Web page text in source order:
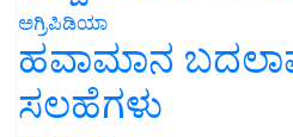
ಅಗ್ರಿಪಿಡಿಯಾ
ಹವಾಮಾನ
ಸಲಹೆಗಳು